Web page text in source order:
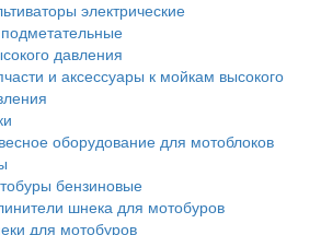
электрические
давления
и аксессуары к мойкам высокого
оборудование для мотоблоков
бензиновые
шнека для мотобуров
для мотобуров